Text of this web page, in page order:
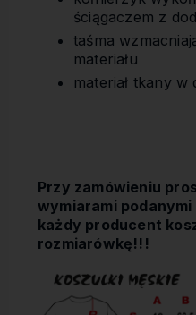
ściągaczem z
taśma
materiału
materiał tkany
Przy zamówieniu
wymiarami podanymi
każdy producent
rozmiarówkę!!!